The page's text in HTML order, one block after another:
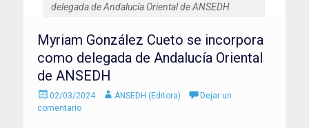
delegada de Andalucía Oriental de ANSEDH
Myriam González Cueto se incorpora
como delegada de Andalucía Oriental
de ANSEDH
Enviado
el
02/03/2024 AutorANSEDH (Editora)
Dejar un
comentario